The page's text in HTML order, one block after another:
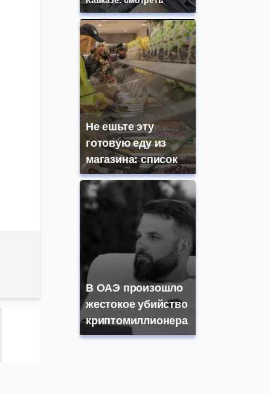
Не ешьте эту
готовую еду из
магазина: список
В ОАЭ произошло
жестокое убийство
криптомиллионера